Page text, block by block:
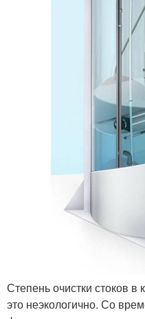
Степень очистки стоков в
это неэкологично. Со